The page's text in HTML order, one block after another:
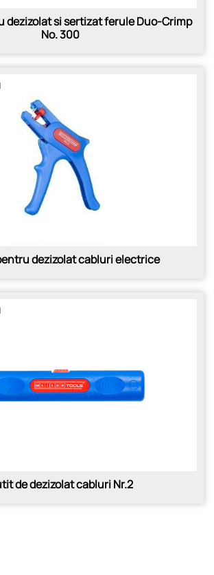
dezizolat si sertizat ferule Duo-Crimp
No. 300
dezizolat cabluri electrice
de dezizolat cabluri Nr.2